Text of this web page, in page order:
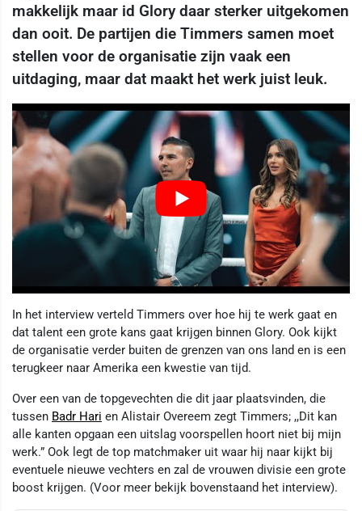
makkelijk maar id Glory daar sterker uitgekomen
dan ooit. De partijen die Timmers samen moet
stellen voor de organisatie zijn vaak een
uitdaging, maar dat maakt het werk juist leuk.
In het interview verteld Timmers over hoe hij te werk gaat en
dat talent een grote kans gaat krijgen binnen Glory. Ook kijkt
de organisatie verder buiten de grenzen van ons land en is een
terugkeer naar Amerika een kwestie van tijd.
Over een van de topgevechten die dit jaar plaatsvinden, die
tussen Badr Hari en Alistair Overeem zegt Timmers; ,,Dit kan
alle kanten opgaan een uitslag voorspellen hoort niet bij mijn
werk.” Ook legt de top matchmaker uit waar hij naar kijkt bij
eventuele nieuwe vechters en zal de vrouwen divisie een grote
boost krijgen. (Voor meer bekijk bovenstaand het interview).